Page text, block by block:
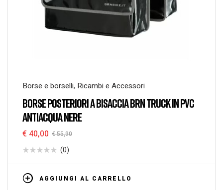
Borse e borselli, Ricambi e Accessori
BORSE POSTERIORI A BISACCIA BRN TRUCK IN PVC
ANTIACQUA NERE
€55,90
€ 40,00
(0)
AGGIUNGI AL CARRELLO